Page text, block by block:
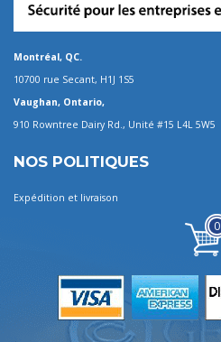
Montréal, QC.
10700 rue Secant, H1J 1S5
Vaughan, Ontario,
910 Rowntree Dairy Rd., Unité #15 L4L 5W5
NOS POLITIQUES
Expédition et livraison
0